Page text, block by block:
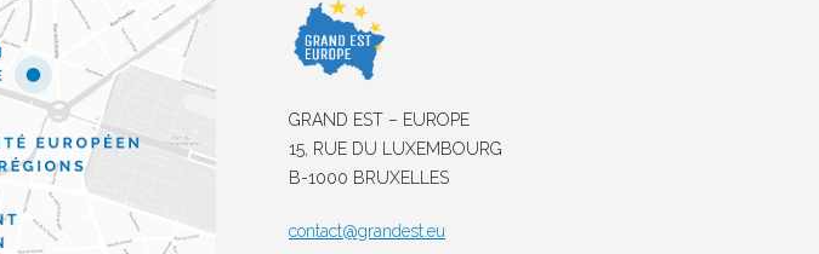
GRAND EST – EUROPE
15, RUE DU LUXEMBOURG
B-1000 BRUXELLES
contact@grandest.eu